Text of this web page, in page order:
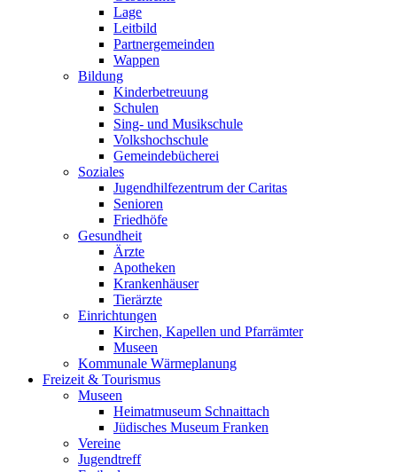
Lage
Leitbild
Partnergemeinden
Wappen
Bildung
Kinderbetreuung
Schulen
Sing- und Musikschule
Volkshochschule
Gemeindebücherei
Soziales
Jugendhilfezentrum der Caritas
Senioren
Friedhöfe
Gesundheit
Ärzte
Apotheken
Krankenhäuser
Tierärzte
Einrichtungen
Kirchen, Kapellen und Pfarrämter
Museen
Kommunale Wärmeplanung
Freizeit & Tourismus
Museen
Heimatmuseum Schnaittach
Jüdisches Museum Franken
Vereine
Jugendtreff